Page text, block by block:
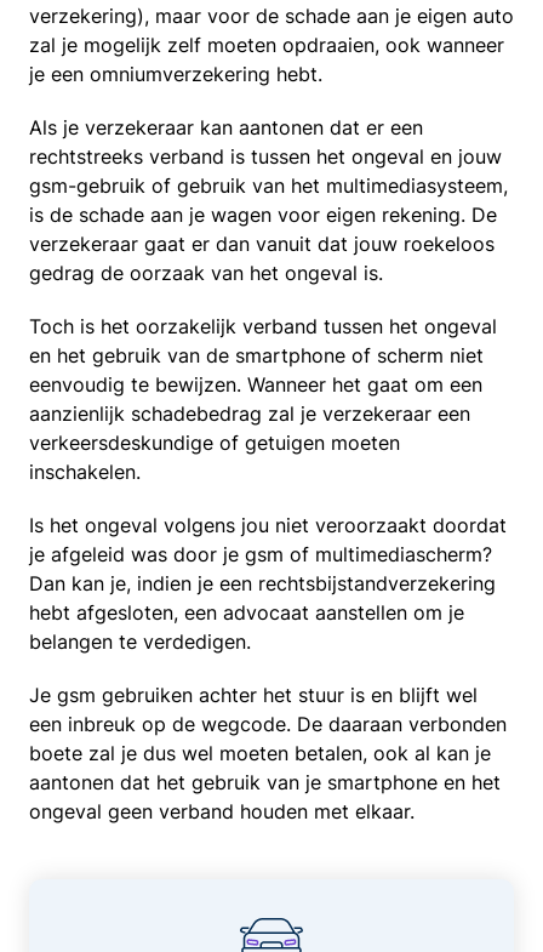
verzekering), maar voor de schade aan je eigen auto
zal je mogelijk zelf moeten opdraaien, ook wanneer
je een omniumverzekering hebt.
Als je verzekeraar kan aantonen dat er een
rechtstreeks verband is tussen het ongeval en jouw
gsm-gebruik of gebruik van het multimediasysteem,
is de schade aan je wagen voor eigen rekening. De
verzekeraar gaat er dan vanuit dat jouw roekeloos
gedrag de oorzaak van het ongeval is.
Toch is het oorzakelijk verband tussen het ongeval
en het gebruik van de smartphone of scherm niet
eenvoudig te bewijzen. Wanneer het gaat om een
aanzienlijk schadebedrag zal je verzekeraar een
verkeersdeskundige of getuigen moeten
inschakelen.
Is het ongeval volgens jou niet veroorzaakt doordat
je afgeleid was door je gsm of multimediascherm?
Dan kan je, indien je een rechtsbijstandverzekering
hebt afgesloten, een advocaat aanstellen om je
belangen te verdedigen.
Je gsm gebruiken achter het stuur is en blijft wel
een inbreuk op de wegcode. De daaraan verbonden
boete zal je dus wel moeten betalen, ook al kan je
aantonen dat het gebruik van je smartphone en het
ongeval geen verband houden met elkaar.